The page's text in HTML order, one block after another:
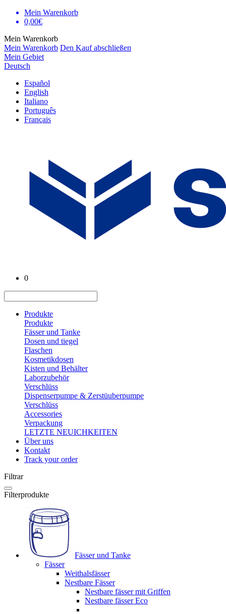
Mein Warenkorb
0,00€
Mein Warenkorb
Mein Warenkorb Den Kauf abschließen
Mein Gebiet
Deutsch
Español
English
Italiano
Português
Français
0
Produkte
Produkte
Fässer und Tanke
Dosen und tiegel
Flaschen
Kosmetikdosen
Kisten und Behälter
Laborzubehör
Verschlüss
Dispenserpumpe & Zerstüuberpumpe
Verschlüss
Accessories
Verpackung
LETZTE NEUICHKEITEN
Über uns
Kontakt
Track your order
Filtrar
Filterprodukte
Fässer und Tanke
Fässer
Weithalsfässer
Nestbare Fässer
Nestbare fässer mit Griffen
Nestbare fässer Eco